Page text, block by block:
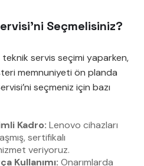
Seçmelisiniz?
teknik servis seçimi yaparken,
memnuniyeti ön planda
seçmeniz için bazı
Kadro: Lenovo cihazları
sertifikalı
veriyoruz.
Kullanımı: Onarımlarda